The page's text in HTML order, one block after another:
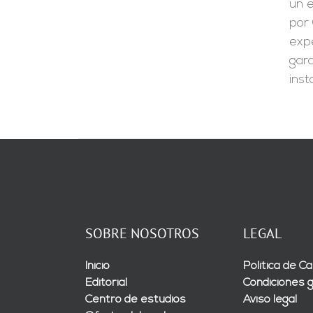
un
por
SOBRE NOSOTROS
Inicio
Editorial
Centro de estudios
LEGAL
Política de
Condiciones
Aviso legal